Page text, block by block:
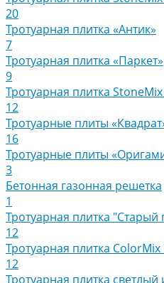
20
Тротуарная плитка «Антик»
7
Тротуарная плитка «Паркет»
9
Тротуарная плитка
12
Тротуарные плиты
16
Тротуарные плиты
3
Бетонная газонная решетка
1
Тротуарная плитка "Старый
12
Тротуарная плитка ColorMix
12
Тротуарная плитка